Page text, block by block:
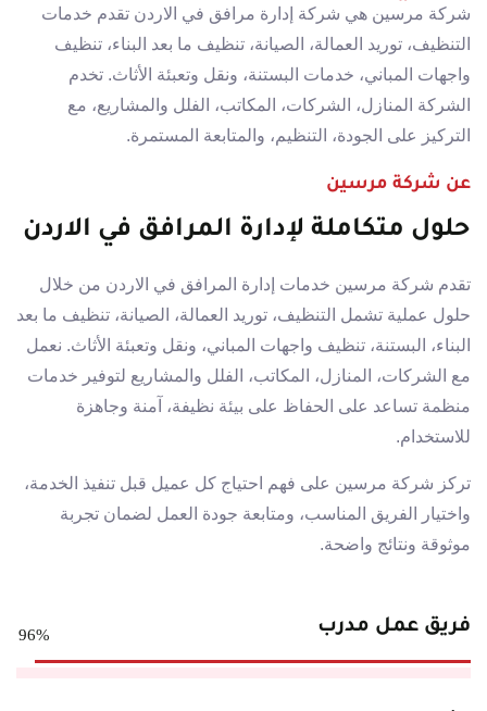
شركة مرسين هي شركة إدارة مرافق في الاردن تقدم خدمات
التنظيف، توريد العمالة، الصيانة، تنظيف ما بعد البناء، تنظيف
واجهات المباني، خدمات البستنة، ونقل وتعبئة الأثاث. تخدم
الشركة المنازل، الشركات، المكاتب، الفلل والمشاريع، مع
التركيز على الجودة، التنظيم، والمتابعة المستمرة.
عن شركة مرسين
حلول متكاملة لإدارة المرافق في الاردن
تقدم شركة مرسين خدمات إدارة المرافق في الاردن من خلال
حلول عملية تشمل التنظيف، توريد العمالة، الصيانة، تنظيف ما بعد
البناء، البستنة، تنظيف واجهات المباني، ونقل وتعبئة الأثاث. نعمل
مع الشركات، المنازل، المكاتب، الفلل والمشاريع لتوفير خدمات
منظمة تساعد على الحفاظ على بيئة نظيفة، آمنة وجاهزة
للاستخدام.
تركز شركة مرسين على فهم احتياج كل عميل قبل تنفيذ الخدمة،
واختيار الفريق المناسب، ومتابعة جودة العمل لضمان تجربة
موثوقة ونتائج واضحة.
فريق عمل مدرب 96%